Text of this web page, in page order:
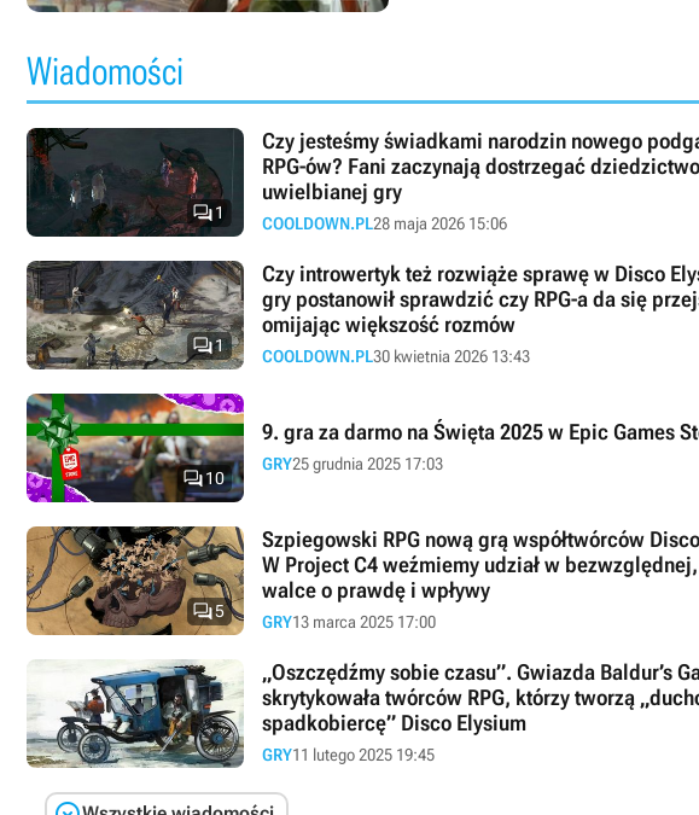
Wiadomości
1
Czy jesteśmy świadkami narodzin nowego
RPG-ów? Fani zaczynają dostrzegać dziedzictwo
uwielbianej gry
COOLDOWN.PL28 maja 2026 15:06
1
Czy introwertyk też rozwiąże sprawę w Disco
gry postanowił sprawdzić czy RPG-a da się
omijając większość rozmów
COOLDOWN.PL30 kwietnia 2026 13:43
10
9. gra za darmo na Święta 2025 w Epic Games
GRY25 grudnia 2025 17:03
5
Szpiegowski RPG nową grą współtwórców
W Project C4 weźmiemy udział w
walce o prawdę i wpływy
GRY13 marca 2025 17:00
„Oszczędźmy sobie czasu”. Gwiazda Baldur’s
skrytykowała twórców RPG, którzy tworzą
spadkobiercę” Disco Elysium
GRY11 lutego 2025 19:45